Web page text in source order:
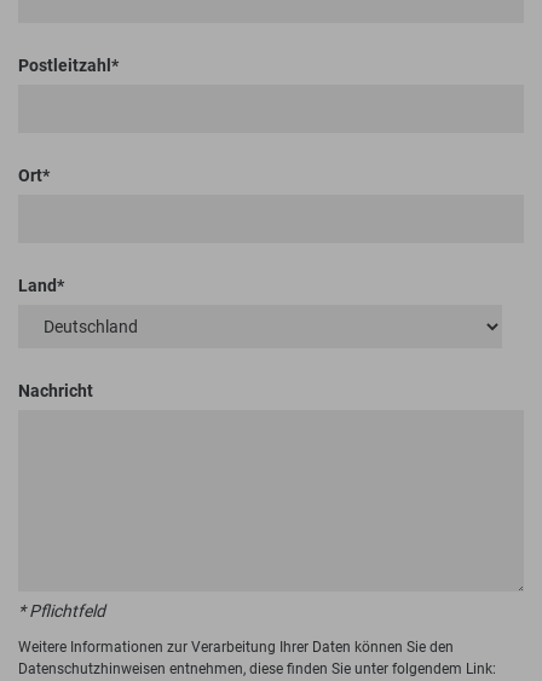
Postleitzahl
Ort
Land
Nachricht
* Pflichtfeld
Weitere Informationen zur Verarbeitung Ihrer Daten können Sie den
Datenschutzhinweisen entnehmen, diese finden Sie unter folgendem Link: